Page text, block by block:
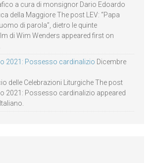
a cura di monsignor Dario Edoardo
della Maggiore The post LEV: “Papa
di parola”, dietro le quinte
di Wim Wenders appeared first on
2021: Possesso cardinalizio Dicembre
delle Celebrazioni Liturgiche The post
2021: Possesso cardinalizio appeared